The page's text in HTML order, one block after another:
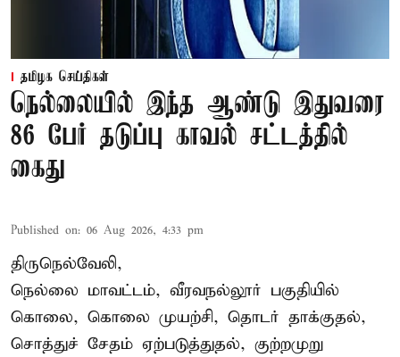
தமிழக செய்திகள்
நெல்லையில் இந்த ஆண்டு இதுவரை
86 பேர் தடுப்பு காவல் சட்டத்தில்
கைது
Published on: 06 Aug 2026, 4:33 pm
திருநெல்வேலி,
நெல்லை மாவட்டம், வீரவநல்லூர் பகுதியில்
கொலை, கொலை முயற்சி, தொடர் தாக்குதல்,
சொத்துச் சேதம் ஏற்படுத்துதல், குற்றமுறு